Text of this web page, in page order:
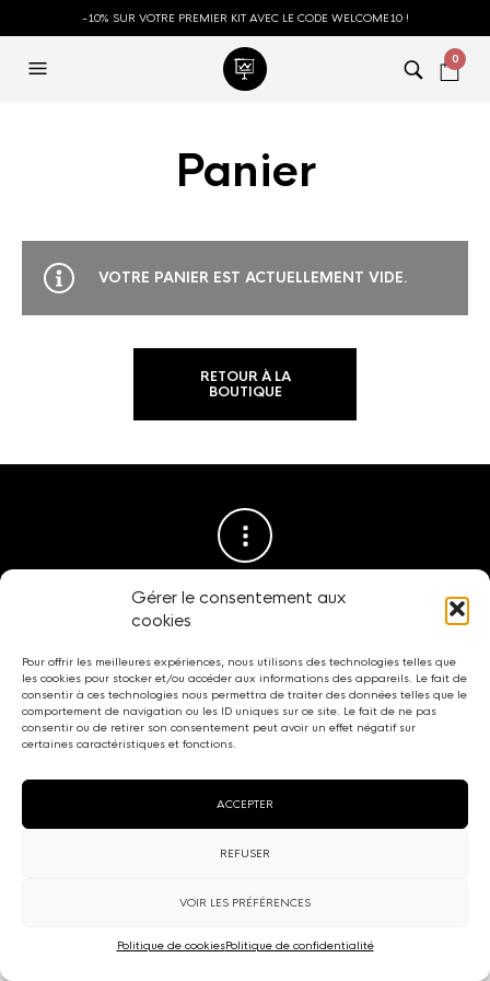
Gérer le consentement aux
cookies
Pour offrir les meilleures expériences, nous utilisons des technologies telles que
les cookies pour stocker et/ou accéder aux informations des appareils. Le fait de
consentir à ces technologies nous permettra de traiter des données telles que le
comportement de navigation ou les ID uniques sur ce site. Le fait de ne pas
consentir ou de retirer son consentement peut avoir un effet négatif sur
certaines caractéristiques et fonctions.
ACCEPTER
REFUSER
VOIR LES PRÉFÉRENCES
Politique de cookiesPolitique de confidentialité
-10% SUR VOTRE PREMIER KIT AVEC LE CODE WELCOME10 !
0
Panier
VOTRE PANIER EST ACTUELLEMENT VIDE.
RETOUR À LA
BOUTIQUE
CGU-Confidentialité-Cookies-Mentions légales- Site réalisé par
Studio S .